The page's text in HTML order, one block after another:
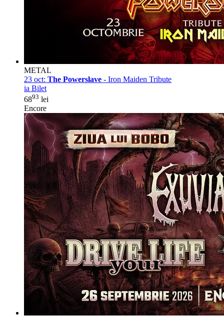
METAL
23 oct: The Powerslave - Iron Maiden Tribute
ia Bilet
6893 lei
Encore